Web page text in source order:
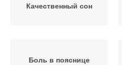
Качественный сон
Боль в пояснице